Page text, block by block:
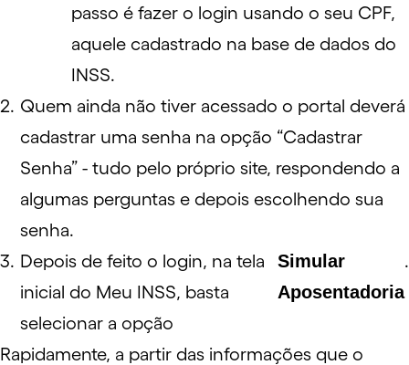
passo é fazer o login usando o seu CPF,
aquele cadastrado na base de dados do
INSS.
Quem ainda não tiver acessado o portal deverá
cadastrar uma senha na opção “Cadastrar
Senha” - tudo pelo próprio site, respondendo a
algumas perguntas e depois escolhendo sua
senha.
Depois de feito o login, na tela
inicial do Meu INSS, basta
selecionar a opção
Simular
Aposentadoria
.
Rapidamente, a partir das informações que o